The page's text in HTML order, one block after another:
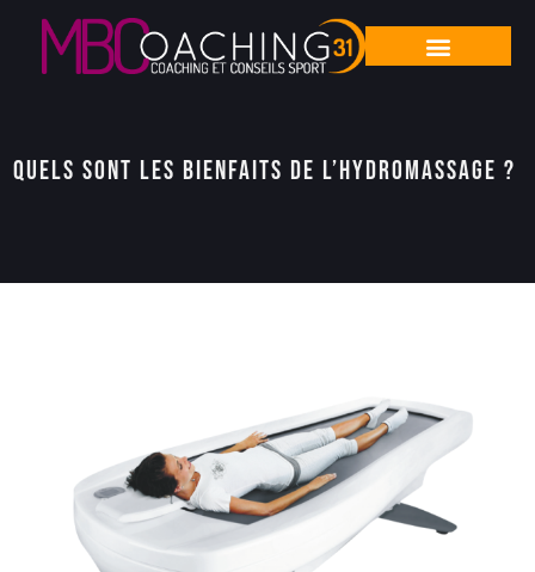
Quels sont les bienfaits de l’hydromassage ?